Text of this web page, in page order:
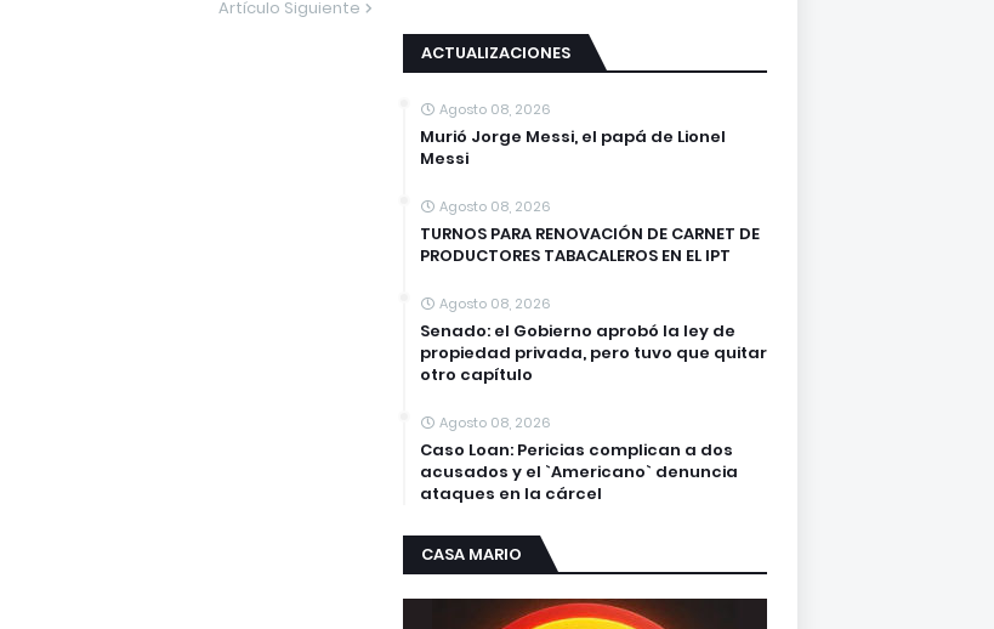
Artículo Siguiente
ACTUALIZACIONES
Agosto 08, 2026
Murió Jorge Messi, el papá de Lionel
Messi
Agosto 08, 2026
TURNOS PARA RENOVACIÓN DE CARNET DE
PRODUCTORES TABACALEROS EN EL IPT
Agosto 08, 2026
Senado: el Gobierno aprobó la ley de
propiedad privada, pero tuvo que quitar
otro capítulo
Agosto 08, 2026
Caso Loan: Pericias complican a dos
acusados y el `Americano` denuncia
ataques en la cárcel
CASA MARIO